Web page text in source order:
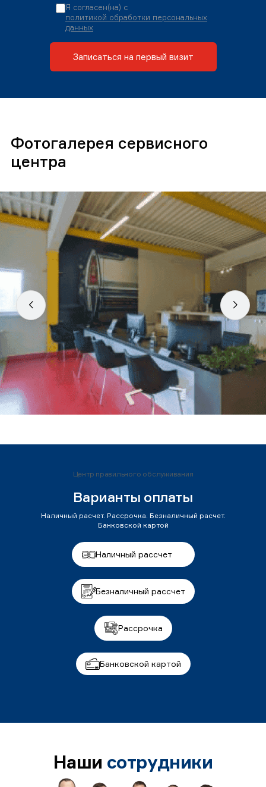
Я согласен(на) с
политикой обработки персональных
данных
Записаться на первый визит
Фотогалерея сервисного
центра
Центр правильного обслуживания
Варианты оплаты
Наличный расчет. Рассрочка. Безналичный расчет.
Банковской картой
Наличный рассчет
Безналичный рассчет
Рассрочка
Банковской картой
Наши сотрудники